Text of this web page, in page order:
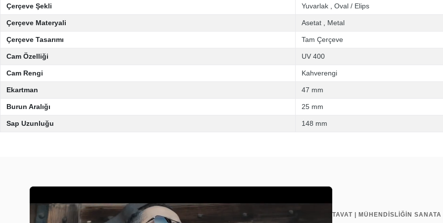
Çerçeve Şekli Yuvarlak Oval / Elips
Çerçeve Materyali Asetat Metal
Çerçeve Tasarımı Tam Çerçeve
Cam Özelliği UV 400
Cam Rengi Kahverengi
Ekartman 47 mm
Burun Aralığı 25 mm
Sap Uzunluğu 148 mm
TAVAT | MÜHENDİSLİĞİN